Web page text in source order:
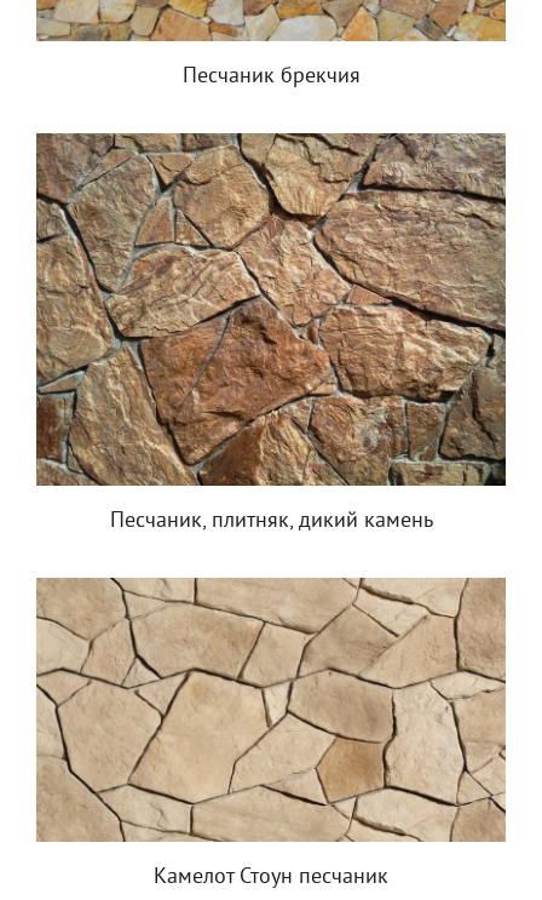
Песчаник брекчия
Песчаник, плитняк, дикий камень
Камелот Стоун песчаник